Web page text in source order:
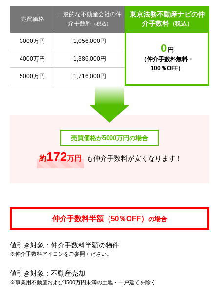
売買価格
一般的な不動産会社の仲
介手数料 （税込）
東京法務不動産ナビの仲
介手数料（税込）
3000万円 1,056,000円
0 円
（仲介手数料無料・
100％OFF）
4000万円 1,386,000円
5000万円 1,716,000円
売買価格が5000万円の場合
約172万円 も仲介手数料が安くなります！
仲介手数料半額（50％OFF） の場合
値引き対象：仲介手数料半額の物件
※仲介手数料アイコンをご参照ください。
値引き対象：不動産売却
※事業用不動産および1500万円未満の土地・一戸建てを除く